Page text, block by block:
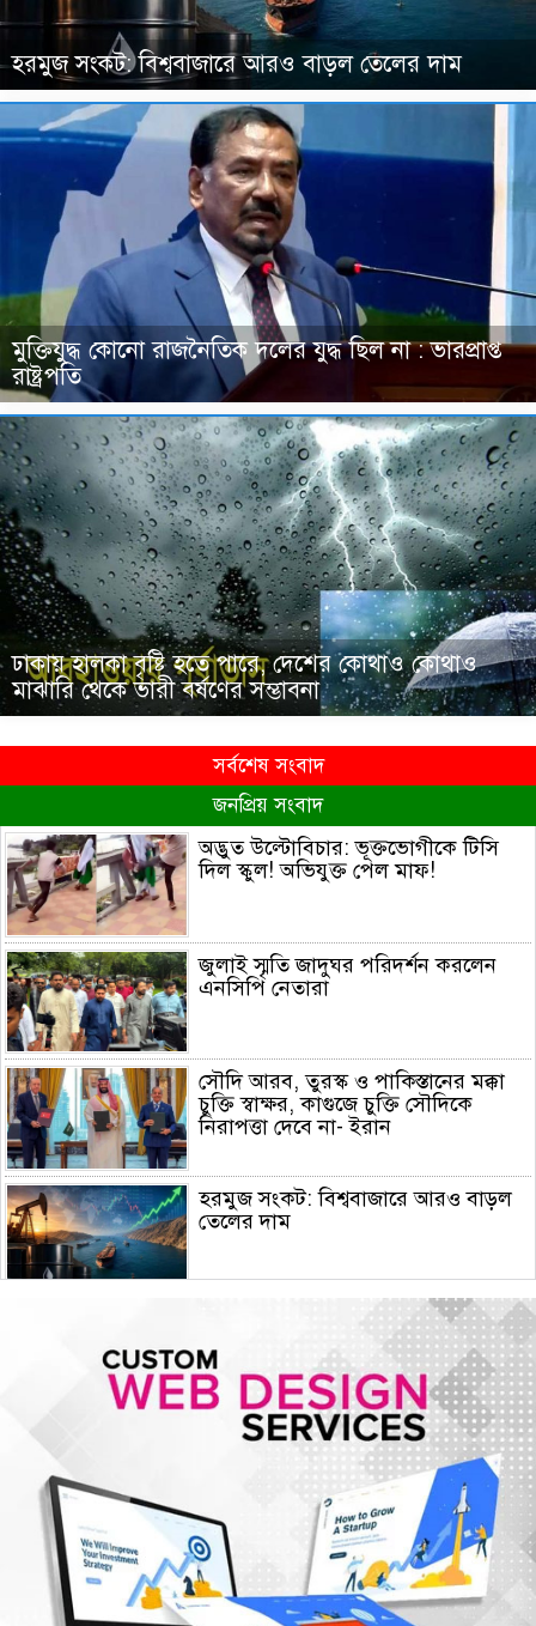
হরমুজ সংকট: বিশ্ববাজারে আরও বাড়ল তেলের দাম
মুক্তিযুদ্ধ কোনো রাজনৈতিক দলের যুদ্ধ ছিল না : ভারপ্রাপ্ত
রাষ্ট্রপতি
ঢাকায় হালকা বৃষ্টি হতে পারে, দেশের কোথাও কোথাও
মাঝারি থেকে ভারী বর্ষণের সম্ভাবনা
সর্বশেষ সংবাদ
জনপ্রিয় সংবাদ
অদ্ভুত উল্টোবিচার: ভূক্তভোগীকে টিসি
দিল স্কুল! অভিযুক্ত পেল মাফ!
জুলাই স্মৃতি জাদুঘর পরিদর্শন করলেন
এনসিপি নেতারা
সৌদি আরব, তুরস্ক ও পাকিস্তানের মক্কা
চুক্তি স্বাক্ষর, কাগুজে চুক্তি সৌদিকে
নিরাপত্তা দেবে না- ইরান
হরমুজ সংকট: বিশ্ববাজারে আরও বাড়ল
তেলের দাম
মুক্তিযুদ্ধ কোনো রাজনৈতিক দলের যুদ্ধ
ছিল না : ভারপ্রাপ্ত রাষ্ট্রপতি
ঢাকায় হালকা বৃষ্টি হতে পারে, দেশের
কোথাও কোথাও মাঝারি থেকে ভারী
প্রধানমন্ত্রীকে বরণে প্রস্তুত চট্টগ্রাম,
নেতাকর্মীরা উজ্জীবিত